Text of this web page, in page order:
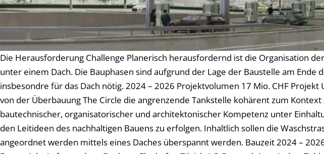
Die Herausforderung Challenge Planerisch herausfordernd ist die Organisation
unter einem Dach. Die Bauphasen sind aufgrund der Lage der Baustelle am
insbesondre für das Dach nötig. 2024 – 2026 Projektvolumen 17 Mio. CHF
von der Überbauung The Circle die angrenzende Tankstelle kohärent zum
bautechnischer, organisatorischer und architektonischer Kompetenz unter
den Leitideen des nachhaltigen Bauens zu erfolgen. Inhaltlich sollen die
angeordnet werden mittels eines Daches überspannt werden. Bauzeit 2024 –